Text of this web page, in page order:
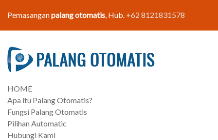
Pemasanganpalang otomatis, Hub. +62 8121831578
HOME
Apa itu Palang Otomatis?
Fungsi Palang Otomatis
Pilihan Automatic
Hubungi Kami